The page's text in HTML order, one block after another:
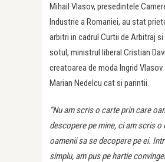
Mihail Vlasov, presedintele
Industrie a Romaniei, au stat
arbitri in cadrul Curtii de Arbitraj
sotul, ministrul liberal Cristian
creatoarea de moda Ingrid
Marian Nedelcu cat si parintii.
“Nu am scris o carte prin care
descopere pe mine, ci am scris o
oamenii sa se decopere pe ei.
simplu, am pus pe hartie